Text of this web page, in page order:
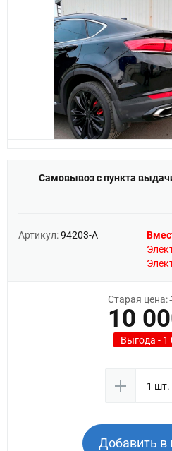
Самовывоз с пункта
Артикул:94203-A
Старая цена:
10
Выгода - 1
Добавить в